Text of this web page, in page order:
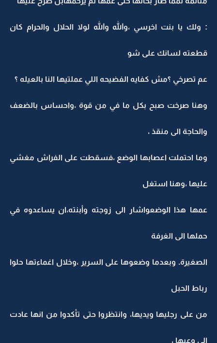
: ولك يا بنت اخرسي ،والله والله لولا الحلال والحرام كان
قطعته لسانك على شو
عم تصرخي ؟مش كفايه الفضيحه اللي عملتيها النا بالعيله ؟
وهنا صرخت صبح بكل ما في من قوة ،واحساس بالضعف
والحاجة الى منقذ ،
وما احتملت اعصابها الوضع ،فسقطت على الفراش مغشي
عليها ،وهنا استغل
عمها هذا الوضعواشار الى زوجته وأبنته،ان يساعدوه في
حملها الى الغرفة
الصغيرة. وبعدما وضعوها على السرير ،وخلال اغماءتها حلوا
رباط الحبل
من على رجليها ويديها، وانتظروا حتى تأكدوا من انها عادت
الى وعيها ،